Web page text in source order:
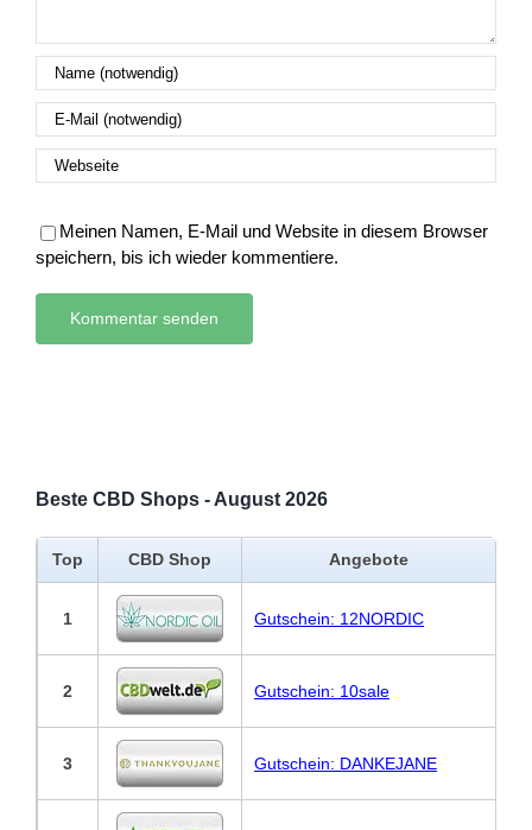
Meinen Namen, E-Mail und Website in diesem Browser
speichern, bis ich wieder kommentiere.
Beste CBD Shops - August 2026
Top CBD Shop Angebote
1 Gutschein: 12NORDIC
2 Gutschein: 10sale
3 Gutschein: DANKEJANE